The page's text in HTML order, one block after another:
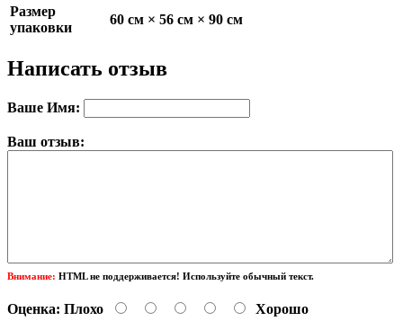
Размер
упаковки
60 см × 56 см × 90 см
Написать отзыв
Ваше Имя:
Ваш отзыв:
Внимание: HTML не поддерживается! Используйте обычный текст.
Оценка: Плохо Хорошо